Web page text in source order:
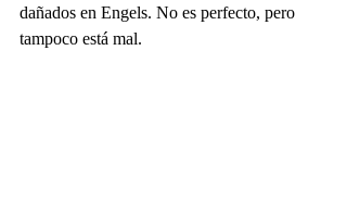
dañados en Engels. No es perfecto, pero
tampoco está mal.